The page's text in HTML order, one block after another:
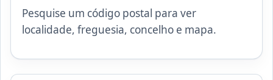
Pesquise um código postal para ver
localidade, freguesia, concelho e mapa.